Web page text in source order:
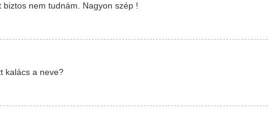
nem tudnám. Nagyon szép !
kalács a neve?